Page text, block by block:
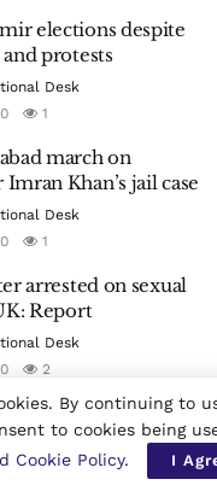
elections despite
protests
Desk
0 1
march on
Khan’s jail case
Desk
0 1
arrested on sexual
Report
Desk
0 2
on
through Hormuz
Desk
By continuing to
to cookies being
Cookie Policy. I